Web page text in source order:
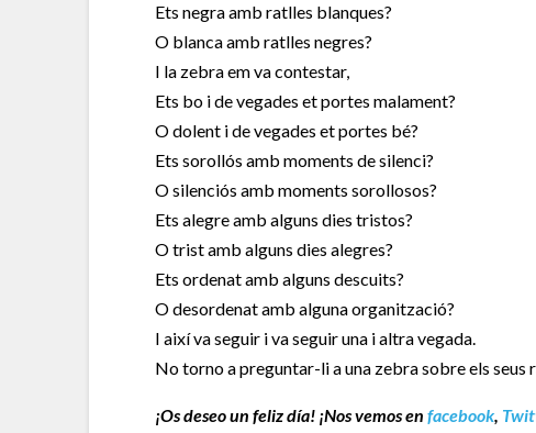
Ets negra amb ratlles blanques?
O blanca amb ratlles negres?
I la zebra em va contestar,
Ets bo i de vegades et portes malament?
O dolent i de vegades et portes bé?
Ets sorollós amb moments de silenci?
O silenciós amb moments sorollosos?
Ets alegre amb alguns dies tristos?
O trist amb alguns dies alegres?
Ets ordenat amb alguns descuits?
O desordenat amb alguna organització?
I així va seguir i va seguir una i altra vegada.
No torno a preguntar-li a una zebra sobre els seus
¡Os deseo un feliz día! ¡Nos vemos en facebook,